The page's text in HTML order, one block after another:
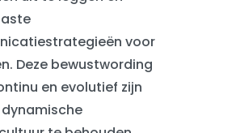
voor
Deze bewustwording
en evolutief zijn